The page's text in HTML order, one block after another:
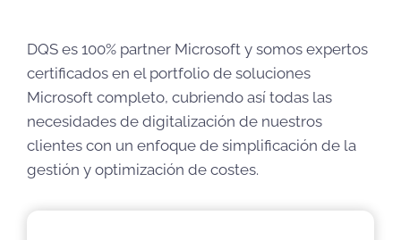
DQS es 100% partner Microsoft y somos expertos
certificados en el portfolio de soluciones
Microsoft completo, cubriendo así todas las
necesidades de digitalización de nuestros
clientes con un enfoque de simplificación de la
gestión y optimización de costes.